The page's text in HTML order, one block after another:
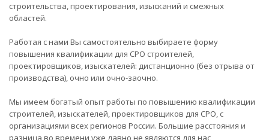
строительства, проектирования, изысканий и смежных
областей.
Работая с нами Вы самостоятельно выбираете форму
повышения квалификации для СРО строителей,
проектировщиков, изыскателей: дистанционно (без отрыва от
производства), очно или очно-заочно.
Мы имеем богатый опыт работы по повышению квалификации
строителей, изыскателей, проектировщиков для СРО, с
организациями всех регионов России. Большие расстояния и
разница во времени уже давно не являются для нас